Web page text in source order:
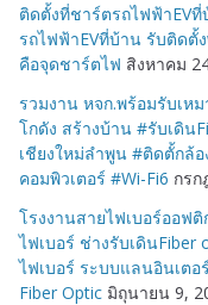
ติดตั้งที่ชาร์ตรถไฟฟ้าEV
รถไฟฟ้าEVที่บ้าน รับติดตั้
คือจุดชาร์ตไฟ สิงหาคม
รวมงาน หจก.พร้อมรับเห
โกดัง สร้างบ้าน #รับเดิน
เชียงใหม่ลำพูน #ติดตั้กล้
คอมพิวเตอร์ #Wi-Fi6 กรก
โรงงานสายไฟเบอร์ออฟ
ไฟเบอร์ ช่างรับเดิน
ไฟเบอร์ ระบบแลนอินเตอ
Fiber Optic มิถุนายน 9,